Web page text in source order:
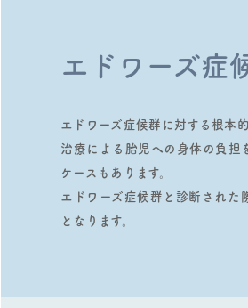
エドワーズ症
エドワーズ症候群に対する根本
治療による胎児への⾝体の負担
ケースもあります。
エドワーズ症候群と診断された
となります。